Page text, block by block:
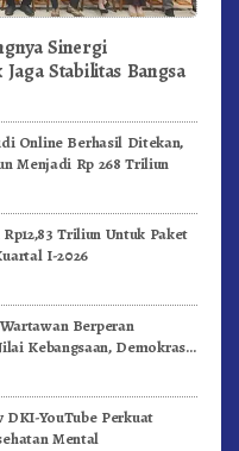
Sinergi
Stabilitas Bangsa
Online Berhasil Ditekan,
Menjadi Rp 268 Triliun
Triliun Untuk Paket
I-2026
Berperan
Kebangsaan, Demokrasi,
YouTube Perkuat
Mental